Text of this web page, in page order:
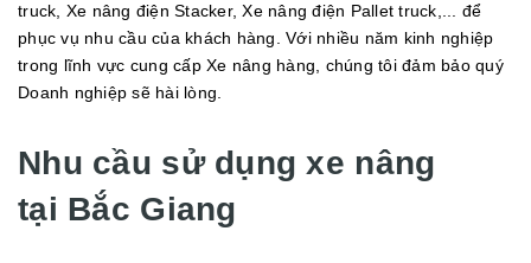
truck, Xe nâng điện Stacker, Xe nâng điện Pallet truck,... để
phục vụ nhu cầu của khách hàng. Với nhiều năm kinh nghiệp
trong lĩnh vực cung cấp Xe nâng hàng, chúng tôi đảm bảo quý
Doanh nghiệp sẽ hài lòng.
Nhu cầu sử dụng xe nâng
tại Bắc Giang